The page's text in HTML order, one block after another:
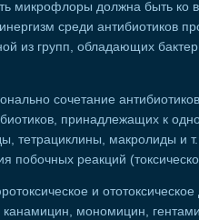
микрофлоры должна быть ко
среди антибиотиков
из групп, обладающих
сочетание
принадлежащих к
тетрациклины, макролиды и
побочных реакций
и
канамицин, мономицин,